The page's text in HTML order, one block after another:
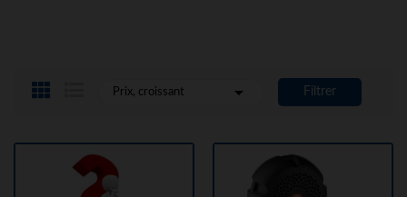
Prix, croissant  Filtrer